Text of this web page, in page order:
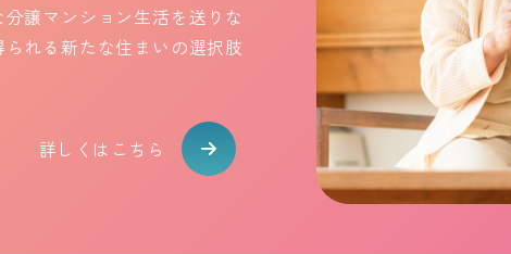
譲マンション生活を送りな
れる新たな住まいの選択肢
詳しくはこちら